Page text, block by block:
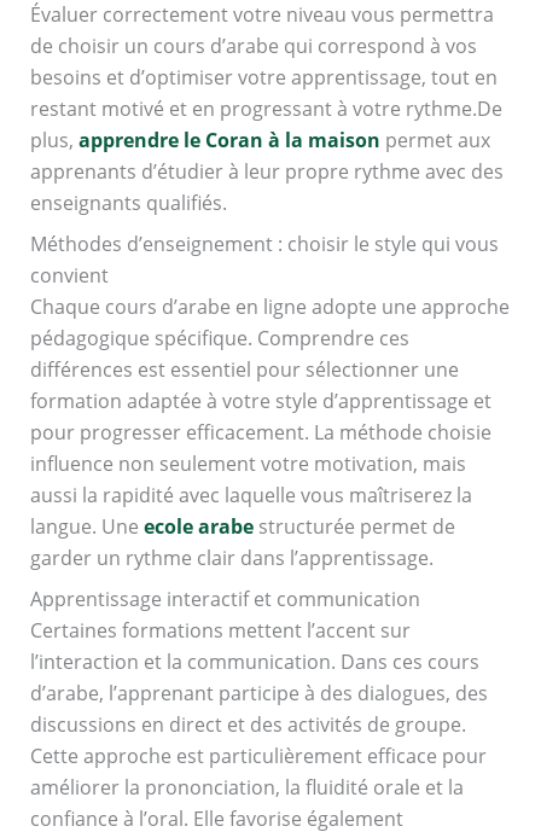
Évaluer correctement votre niveau vous permettra
de choisir un cours d’arabe qui correspond à vos
besoins et d’optimiser votre apprentissage, tout en
restant motivé et en progressant à votre rythme.De
plus, apprendre le Coran à la maison permet aux
apprenants d’étudier à leur propre rythme avec des
enseignants qualifiés.
Méthodes d’enseignement : choisir le style qui vous
convient
Chaque cours d’arabe en ligne adopte une approche
pédagogique spécifique. Comprendre ces
différences est essentiel pour sélectionner une
formation adaptée à votre style d’apprentissage et
pour progresser efficacement. La méthode choisie
influence non seulement votre motivation, mais
aussi la rapidité avec laquelle vous maîtriserez la
langue. Une ecole arabestructurée permet de
garder un rythme clair dans l’apprentissage.
Apprentissage interactif et communication
Certaines formations mettent l’accent sur
l’interaction et la communication. Dans ces cours
d’arabe, l’apprenant participe à des dialogues, des
discussions en direct et des activités de groupe.
Cette approche est particulièrement efficace pour
améliorer la prononciation, la fluidité orale et la
confiance à l’oral. Elle favorise également